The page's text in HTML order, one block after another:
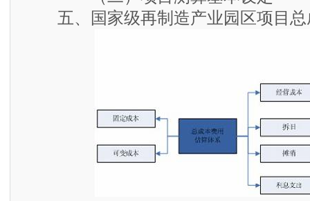
五、国家级再制造产业园区项目总